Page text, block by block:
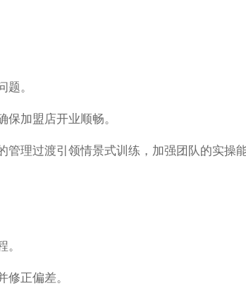
。
加盟店开业顺畅。
理过渡引领情景式训练，加强团队的实操能
正偏差。